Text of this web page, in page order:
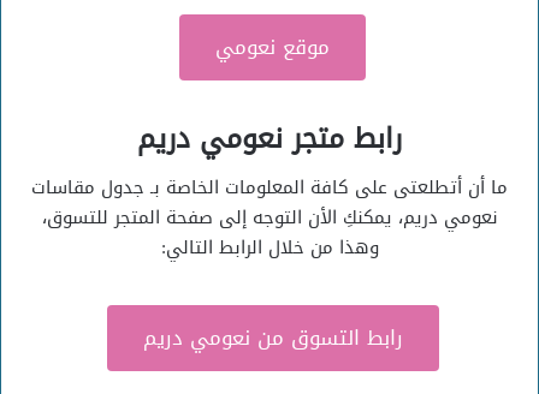
موقع نعومي
رابط متجر نعومي دريم
ما أن أتطلعتى على كافة المعلومات الخاصة بـ جدول مقاسات
نعومي دريم، يمكنكِ الأن التوجه إلى صفحة المتجر للتسوق،
وهذا من خلال الرابط التالي:
رابط التسوق من نعومي دريم